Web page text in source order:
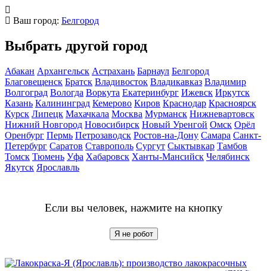
Ваш город: Белгород
Выбрать другой город
Абакан Архангельск Астрахань Барнаул Белгород
Благовещенск Братск Владивосток Владикавказ Владимир
Волгоград Вологда Воркута Екатеринбург Ижевск Иркутск
Казань Калининград Кемерово Киров Краснодар Красноярск
Курск Липецк Махачкала Москва Мурманск Нижневартовск
Нижний Новгород Новосибирск Новый Уренгой Омск Орёл
Оренбург Пермь Петрозаводск Ростов-на-Дону Самара Санкт-
Петербург Саратов Ставрополь Сургут Сыктывкар Тамбов
Томск Тюмень Уфа Хабаровск Ханты-Мансийск Челябинск
Якутск Ярославль
Если вы человек, нажмите на кнопку
Я не робот